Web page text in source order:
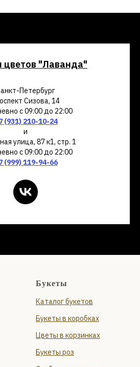
цветов "Лаванда"
Петербург
Сизова, 14
с 09:00 до 22:00
(931) 210-10-24
и
улица, 87 к1, стр. 1
с 09:00 до 22:00
(999) 119-94-66
Букеты
Каталог букетов
Букеты в коробках
Цветы в корзинках
Букеты роз